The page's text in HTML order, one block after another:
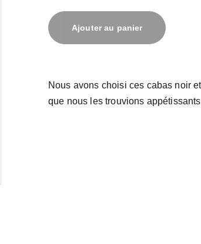
Ajouter au panier
Nous avons choisi ces cabas noir
que nous les trouvions